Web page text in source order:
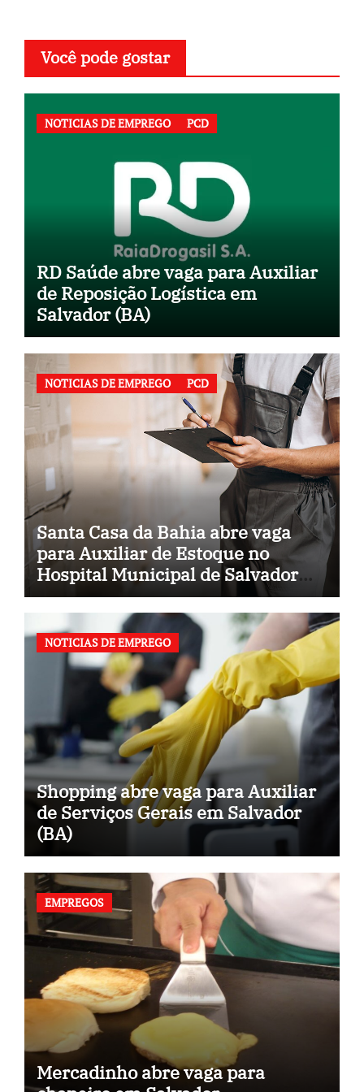
Você pode gostar
NOTICIAS DE EMPREGO PCD
RD Saúde abre vaga para Auxiliar
de Reposição Logística em
Salvador (BA)
NOTICIAS DE EMPREGO PCD
Santa Casa da Bahia abre vaga
para Auxiliar de Estoque no
Hospital Municipal de Salvador
(BA)
NOTICIAS DE EMPREGO
Shopping abre vaga para Auxiliar
de Serviços Gerais em Salvador
(BA)
EMPREGOS
Mercadinho abre vaga para